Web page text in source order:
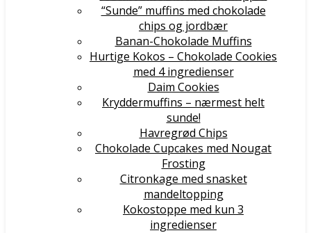
“Sunde” muffins med chokolade
chips og jordbær
Banan-Chokolade Muffins
Hurtige Kokos – Chokolade Cookies
med 4 ingredienser
Daim Cookies
Kryddermuffins – nærmest helt
sunde!
Havregrød Chips
Chokolade Cupcakes med Nougat
Frosting
Citronkage med snasket
mandeltopping
Kokostoppe med kun 3
ingredienser